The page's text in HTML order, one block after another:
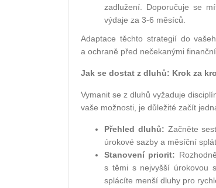
zadlužení. Doporučuje se
výdaje za 3-6 měsíců.
Adaptace těchto strategií do
a ochraně před nečekanými
Jak se dostat z dluhů: Krok za
Vymanit se z dluhů vyžaduje
vaše možnosti, je důležité začít
Přehled dluhů: Začněte
úrokové sazby a měsíční
Stanovení priorit:
s těmi s nejvyšší úrokovou
splácíte menší dluhy pro